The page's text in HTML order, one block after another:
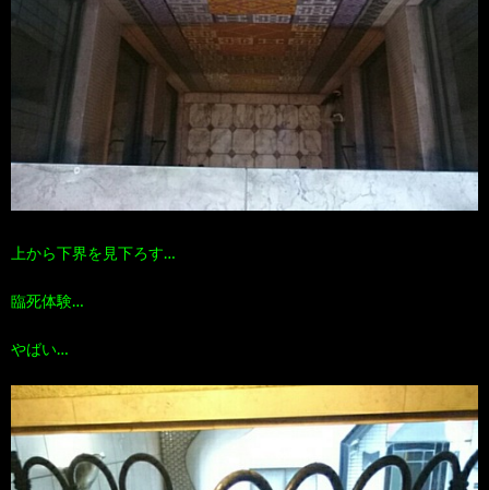
上から下界を見下ろす…
臨死体験…
やばい…